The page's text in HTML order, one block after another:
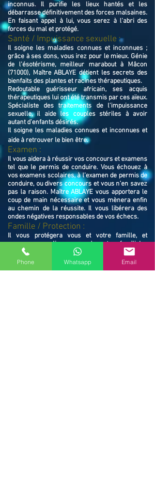
inconnus. Il purifie les lieux hantés et les
débarrasse définitivement des forces malsaines.
En faisant appel à lui, vous serez à l'abri des
forces du mal et protégé.
Santé / Impuissance sexuelle :
Il soigne les maladies connues et inconnues ;
grâce à ses dons, vous irez pour le mieux. Génie
de l'ésotérisme, meilleur marabout à Mâcon
(71000), Maître ABLAYE détient les secrets des
bienfaits des plantes et racines thérapeutiques.
Redoutable guérisseur africain, ses acquis
thérapeutiques lui ont été transmis par ces aïeux.
Spécialiste des traitements de l'impuissance
sexuelle, il aide les couples stériles à avoir
autant d'enfants désirés.
Il soigne les maladies connues et inconnues et
aide à retrouver le bien être.
Examen :
Il vous aidera à réussir vos concours et examens
tel que le permis de conduire. Vous échouez à
vos examens scolaires, à l’examen de permis de
conduire, ou divers concours et vous n’en savez
pas la raison. Maître ABLAYE vous apportera le
coup de main nécessaire et vous mènera enfin
au chemin de la réussite. Il vous libérera des
ondes négatives responsables de vos échecs.
Famille / Protection :
Il vous protégera vous et votre famille, et
resserrera vos liens en cas de rupture familiale.
Ne restez pas avec vos souffrances, consultez le
Maître ABLAYE marabout médium à Mâcon
(71000), il vous trouvera la solution et vous
Phone Whatsapp Email